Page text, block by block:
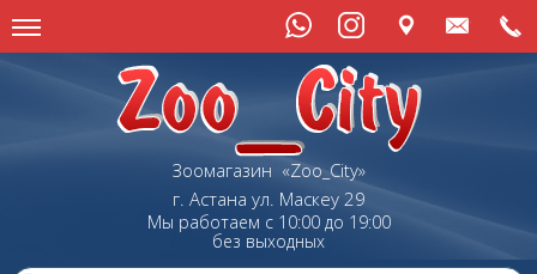
Зоомагазин «Zoo_City»
г. Астана ул. Маскеу29
Мы работаем с 10:00 до 19:00
без выходных